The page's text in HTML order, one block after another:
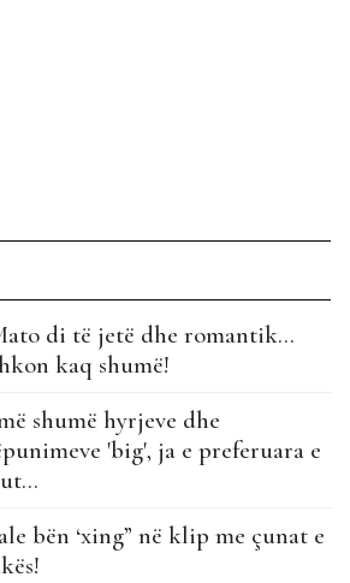
di të jetë dhe romantik…
kaq shumë!
shumë hyrjeve dhe
'big', ja e preferuara e
bën ‘xing” në klip me çunat e